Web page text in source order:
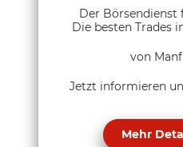
Der Börsendienst
Die besten Trades
von
Jetzt informieren
Mehr